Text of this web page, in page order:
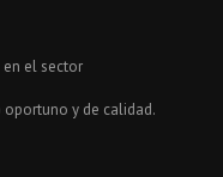
en el sector
oportuno y de calidad.